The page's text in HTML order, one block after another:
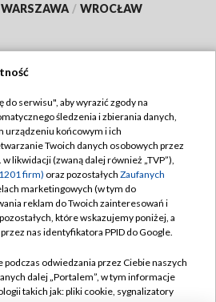
WARSZAWA / WROCŁAW
TVP
Regulamin TVP
prywatności
Moje zgody
Pomoc
Kontakt
serwisu", aby wyrazić zgody na
śledzenia i zbierania danych,
urządzeniu końcowym i ich
Twoich danych osobowych przez
likwidacji (zwaną dalej również „TVP”),
firm) oraz pozostałych Zaufanych
marketingowych (w tym do
reklam do Twoich zainteresowań i
które wskazujemy poniżej, a
nas identyfikatora PPID do Google.
odwiedzania przez Ciebie naszych
dalej „Portalem”, w tym informacje
takich jak: pliki cookie, sygnalizatory